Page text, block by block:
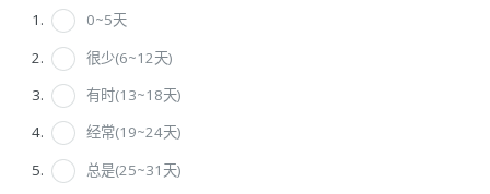
0~5天
很少(6~12天)
有时(13~18天)
经常(19~24天)
总是(25~31天)